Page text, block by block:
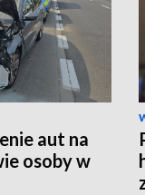
aut na
osoby w